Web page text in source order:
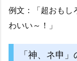
例文：「超おもし
わいい～！」
「神、ネ申